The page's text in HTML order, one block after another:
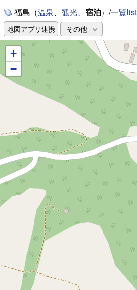
福島（温泉 、 観光、 宿泊）/一覧list
地図アプリ連携 その他
+
−